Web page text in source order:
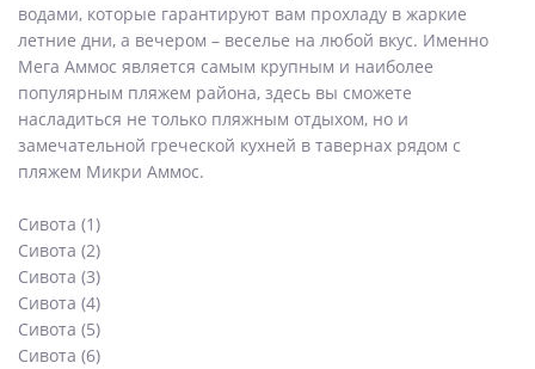
водами, которые гарантируют вам прохладу в жаркие
летние дни, а вечером – веселье на любой вкус. Именно
Мега Аммос является самым крупным и наиболее
популярным пляжем района, здесь вы сможете
насладиться не только пляжным отдыхом, но и
замечательной греческой кухней в тавернах рядом с
пляжем Микри Аммос.
Сивота (1)
Сивота (2)
Сивота (3)
Сивота (4)
Сивота (5)
Сивота (6)